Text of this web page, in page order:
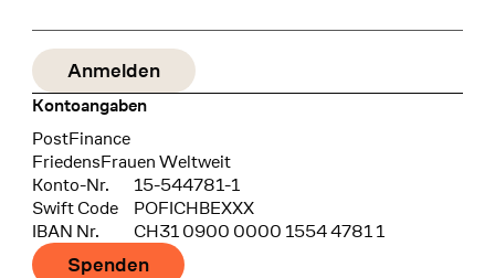
Kontoangaben
Bank
PostFinance
Recipient
FriedensFrauen Weltweit
Konto-Nr.
15-544781-1
Swift Code
POFICHBEXXX
IBAN Nr.
CH31 0900 0000 1554 4781 1
Spenden